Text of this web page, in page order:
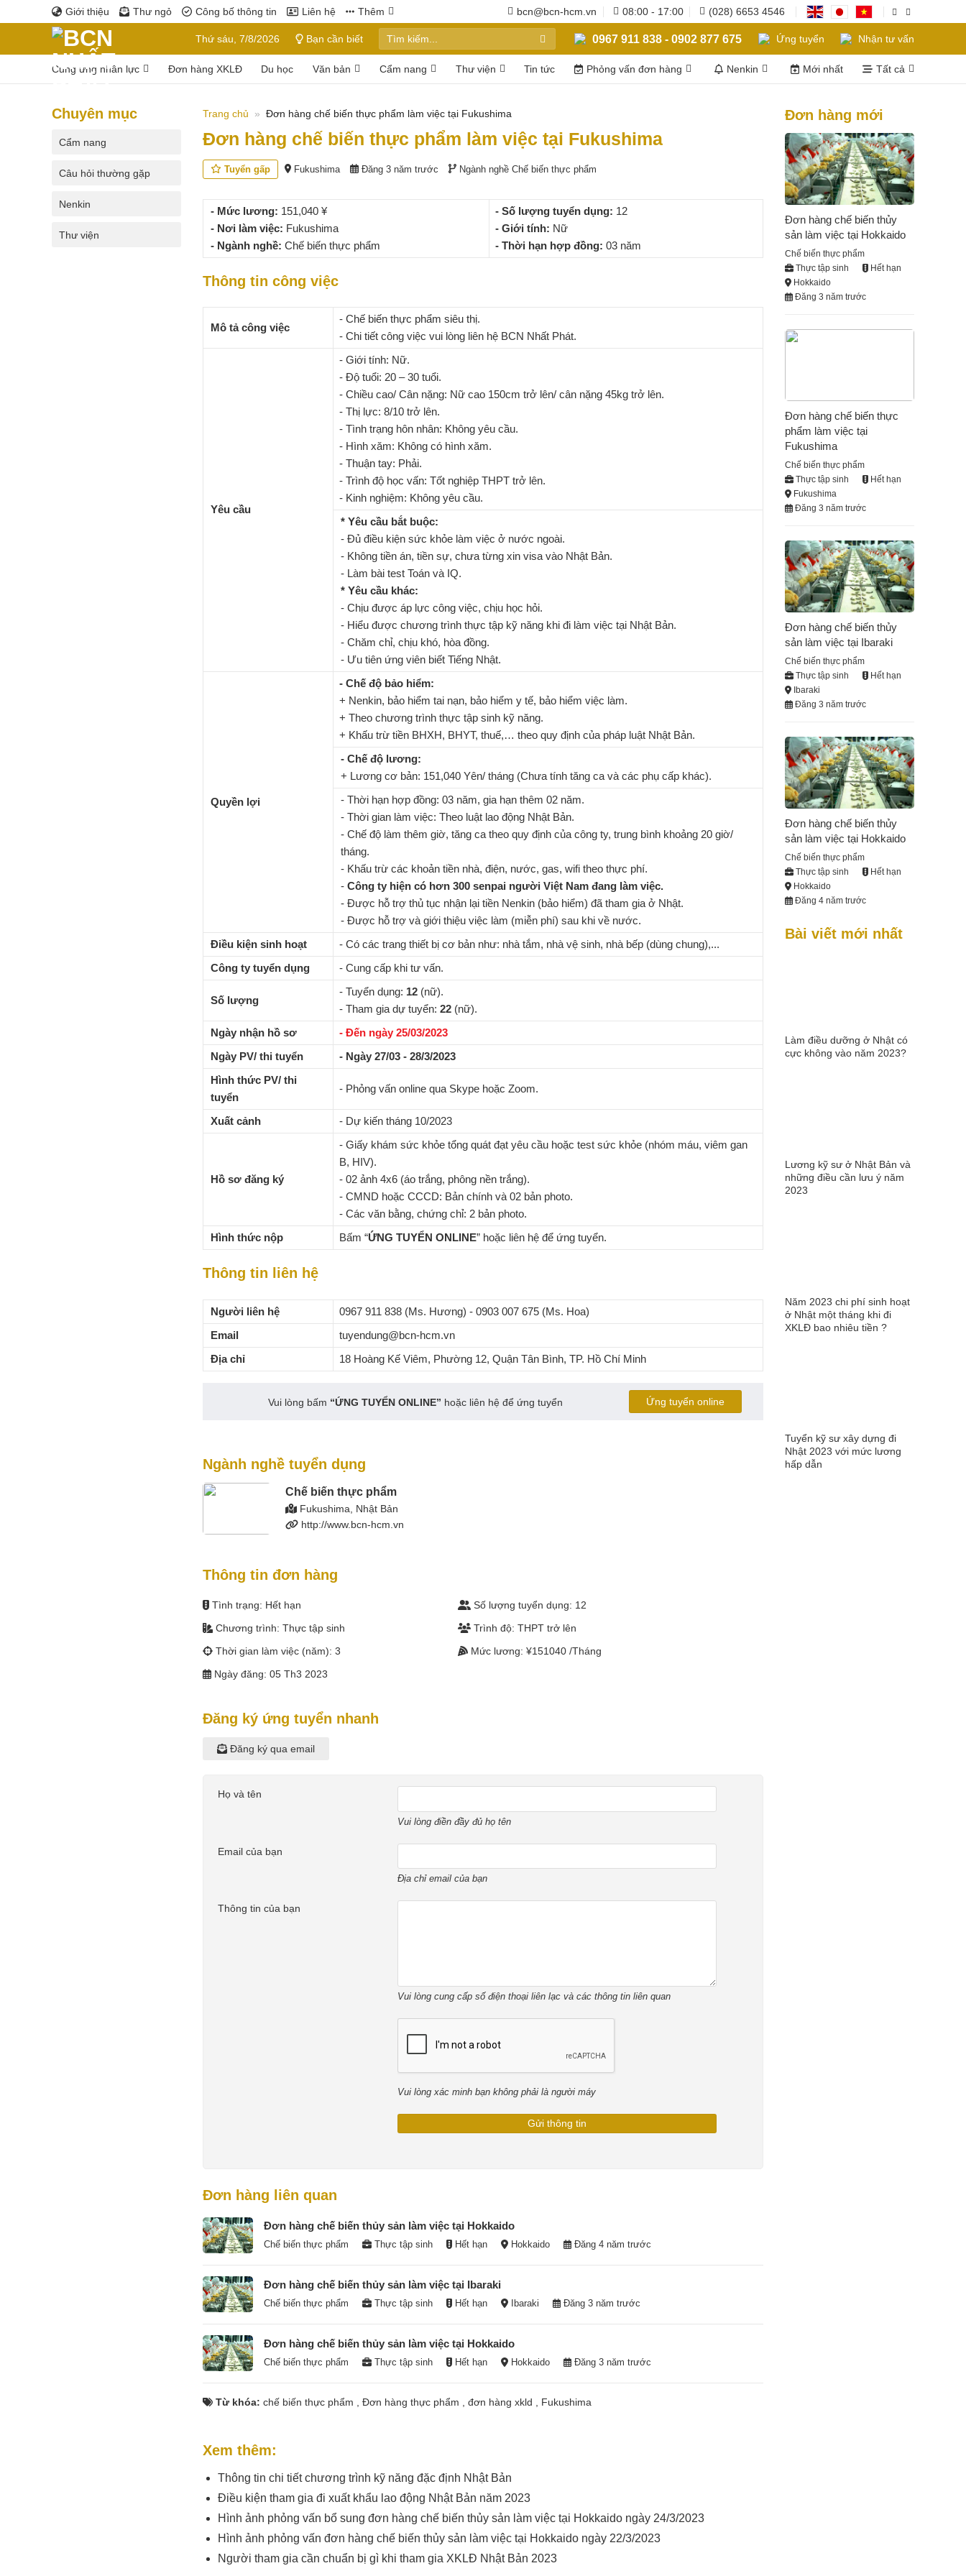
qua
Giới thiệu Thư ngỏ Công bố thông tin Liên hệ Thêm bcn@bcn-hcm.vn 08:00 - 17:00 (028) 6653 4546
Thứ sáu, 7/8/2026 Bạn cần biết 0967 911 838 - 0902 877 675 Ứng tuyển Nhận tư vấn
Cung ứng nhân lực Đơn hàng XKLĐ Du học Văn bản Cẩm nang Thư viện Tin tức Phỏng vấn đơn hàng Nenkin Mới nhất Tất cả
Chuyên mục
Cẩm nang
Câu hỏi thường gặp
Nenkin
Thư viện
Trang chủ » Đơn hàng chế biến thực phẩm làm việc tại Fukushima
Đơn hàng chế biến thực phẩm làm việc tại Fukushima
Tuyển gấp Fukushima Đăng 3 năm trước Ngành nghềChế biến thực phẩm
- Mức lương: 151,040 ¥
- Nơi làm việc: Fukushima
- Ngành nghề: Chế biến thực phẩm
- Số lượng tuyển dụng: 12
- Giới tính: Nữ
- Thời hạn hợp đồng: 03 năm
Thông tin công việc
Mô tả công việc
- Chế biến thực phẩm siêu thị.
- Chi tiết công việc vui lòng liên hệ BCN Nhất Phát.
Yêu cầu
- Giới tính: Nữ.
- Độ tuổi: 20 – 30 tuổi.
- Chiều cao/ Cân nặng: Nữ cao 150cm trở lên/ cân nặng 45kg trở lên.
- Thị lực: 8/10 trở lên.
- Tình trạng hôn nhân: Không yêu cầu.
- Hình xăm: Không có hình xăm.
- Thuận tay: Phải.
- Trình độ học vấn: Tốt nghiệp THPT trở lên.
- Kinh nghiệm: Không yêu cầu.
* Yêu cầu bắt buộc:
- Đủ điều kiện sức khỏe làm việc ở nước ngoài.
- Không tiền án, tiền sự, chưa từng xin visa vào Nhật Bản.
- Làm bài test Toán và IQ.
* Yêu cầu khác:
- Chịu được áp lực công việc, chịu học hỏi.
- Hiểu được chương trình thực tập kỹ năng khi đi làm việc tại Nhật Bản.
- Chăm chỉ, chịu khó, hòa đồng.
- Ưu tiên ứng viên biết Tiếng Nhật.
Quyền lợi
- Chế độ bảo hiểm:
+ Nenkin, bảo hiểm tai nạn, bảo hiểm y tế, bảo hiểm việc làm.
+ Theo chương trình thực tập sinh kỹ năng.
+ Khấu trừ tiền BHXH, BHYT, thuế,… theo quy định của pháp luật Nhật Bản.
- Chế độ lương:
+ Lương cơ bản: 151,040 Yên/ tháng (Chưa tính tăng ca và các phụ cấp khác).
- Thời hạn hợp đồng: 03 năm, gia hạn thêm 02 năm.
- Thời gian làm việc: Theo luật lao động Nhật Bản.
- Chế độ làm thêm giờ, tăng ca theo quy định của công ty, trung bình khoảng 20 giờ/
tháng.
- Khấu trừ các khoản tiền nhà, điện, nước, gas, wifi theo thực phí.
- Công ty hiện có hơn 300 senpai người Việt Nam đang làm việc.
- Được hỗ trợ thủ tục nhận lại tiền Nenkin (bảo hiểm) đã tham gia ở Nhật.
- Được hỗ trợ và giới thiệu việc làm (miễn phí) sau khi về nước.
Điều kiện sinh hoạt
- Có các trang thiết bị cơ bản như: nhà tắm, nhà vệ sinh, nhà bếp (dùng chung),...
Công ty tuyển dụng
- Cung cấp khi tư vấn.
Số lượng
- Tuyển dụng: 12(nữ).
- Tham gia dự tuyển: 22(nữ).
Ngày nhận hồ sơ
- Đến ngày 25/03/2023
Ngày PV/ thi tuyển
- Ngày 27/03 - 28/3/2023
Hình thức PV/ thi
tuyển
- Phỏng vấn online qua Skype hoặc Zoom.
Xuất cảnh - Dự kiến tháng 10/2023
Hồ sơ đăng ký
- Giấy khám sức khỏe tổng quát đạt yêu cầu hoặc test sức khỏe (nhóm máu, viêm gan
B, HIV).
- 02 ảnh 4x6 (áo trắng, phông nền trắng).
- CMND hoặc CCCD: Bản chính và 02 bản photo.
- Các văn bằng, chứng chỉ: 2 bản photo.
Hình thức nộp
Bấm “ỨNG TUYỂN ONLINE” hoặc liên hệ để ứng tuyển.
Thông tin liên hệ
Người liên hệ
0967 911 838 (Ms. Hương) - 0903 007 675 (Ms. Hoa)
Email
tuyendung@bcn-hcm.vn
Địa chỉ
18 Hoàng Kế Viêm, Phường 12, Quận Tân Bình, TP. Hồ Chí Minh
Vui lòng bấm “ỨNG TUYỂN ONLINE” hoặc liên hệ để ứng tuyển Ứng tuyển online
Ngành nghề tuyển dụng
Chế biến thực phẩm
Fukushima, Nhật Bản
http://www.bcn-hcm.vn
Thông tin đơn hàng
Tình trạng: Hết hạn
Số lượng tuyển dụng: 12
Chương trình: Thực tập sinh
Trình độ: THPT trở lên
Thời gian làm việc (năm): 3
Mức lương: ¥151040 /Tháng
Ngày đăng: 05 Th3 2023
Đăng ký ứng tuyển nhanh
Đăng ký qua email
Họ và tên
Vui lòng điền đầy đủ họ tên
Email của bạn
Địa chỉ email của bạn
Thông tin của bạn
Vui lòng cung cấp số điện thoại liên lạc và các thông tin liên quan
Vui lòng xác minh bạn không phải là người máy
Đơn hàng liên quan
Đơn hàng chế biến thủy sản làm việc tại Hokkaido
Chế biến thực phẩm Thực tập sinh Hết hạn Hokkaido Đăng 4 năm trước
Đơn hàng chế biến thủy sản làm việc tại Ibaraki
Chế biến thực phẩm Thực tập sinh Hết hạn Ibaraki Đăng 3 năm trước
Đơn hàng chế biến thủy sản làm việc tại Hokkaido
Chế biến thực phẩm Thực tập sinh Hết hạn Hokkaido Đăng 3 năm trước
Từ khóa: chế biến thực phẩm , Đơn hàng thực phẩm , đơn hàng xkld , Fukushima
Xem thêm:
Thông tin chi tiết chương trình kỹ năng đặc định Nhật Bản
Điều kiện tham gia đi xuất khẩu lao động Nhật Bản năm 2023
Hình ảnh phỏng vấn bổ sung đơn hàng chế biến thủy sản làm việc tại Hokkaido ngày 24/3/2023
Hình ảnh phỏng vấn đơn hàng chế biến thủy sản làm việc tại Hokkaido ngày 22/3/2023
Người tham gia cần chuẩn bị gì khi tham gia XKLĐ Nhật Bản 2023
Đơn hàng mới
Đơn hàng chế biến thủy
sản làm việc tại Hokkaido
Chế biến thực phẩm
Thực tập sinh
Hết hạn
Hokkaido
Đăng 3 năm trước
Đơn hàng chế biến thực
phẩm làm việc tại
Fukushima
Chế biến thực phẩm
Thực tập sinh
Hết hạn
Fukushima
Đăng 3 năm trước
Đơn hàng chế biến thủy
sản làm việc tại Ibaraki
Chế biến thực phẩm
Thực tập sinh
Hết hạn
Ibaraki
Đăng 3 năm trước
Đơn hàng chế biến thủy
sản làm việc tại Hokkaido
Chế biến thực phẩm
Thực tập sinh
Hết hạn
Hokkaido
Đăng 4 năm trước
Bài viết mới nhất
Làm điều dưỡng ở Nhật có
cực không vào năm 2023?
Lương kỹ sư ở Nhật Bản và
những điều cần lưu ý năm
2023
Năm 2023 chi phí sinh hoạt
ở Nhật một tháng khi đi
XKLĐ bao nhiêu tiền ?
Tuyển kỹ sư xây dựng đi
Nhật 2023 với mức lương
hấp dẫn